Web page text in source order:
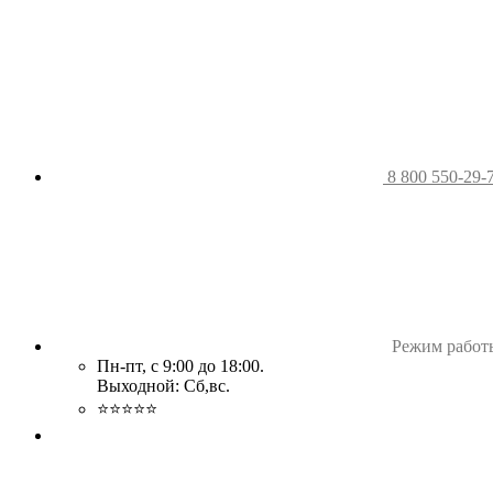
8 800 550-29-
Режим
Пн-пт, с 9:00 до 18:00.
Выходной: Сб,вс.
⭐⭐⭐⭐⭐